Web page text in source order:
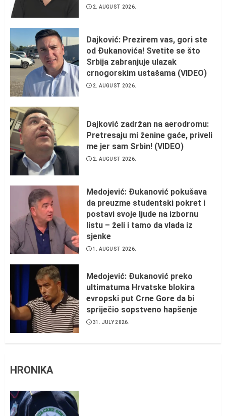
2. AUGUST 2026.
Dajković: Prezirem vas, gori ste
od Đukanovića! Svetite se što
Srbija zabranjuje ulazak
crnogorskim ustašama (VIDEO)
2. AUGUST 2026.
Dajković zadržan na aerodromu:
Pretresaju mi ženine gaće, priveli
me jer sam Srbin! (VIDEO)
2. AUGUST 2026.
Medojević: Đukanović pokušava
da preuzme studentski pokret i
postavi svoje ljude na izbornu
listu – želi i tamo da vlada iz
sjenke
1. AUGUST 2026.
Medojević: Đukanović preko
ultimatuma Hrvatske blokira
evropski put Crne Gore da bi
spriječio sopstveno hapšenje
31. JULY 2026.
HRONIKA